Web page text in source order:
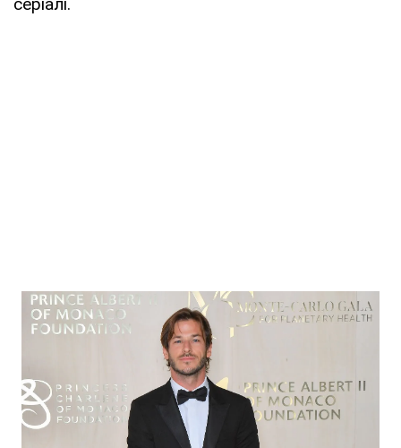
серіалі.